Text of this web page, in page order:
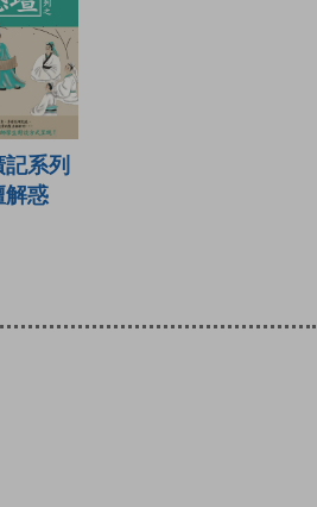
系列
解惑